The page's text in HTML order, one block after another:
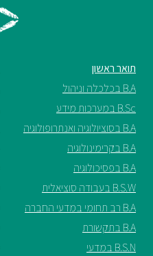
משרתי
מילואים
וכוחות
הביטחון
–
זכויות
והטבות
תואר ראשון
B.A בכלכלה וניהול
B.Sc במערכות מידע
B.A בסוציולוגיה ואנתרופולוגיה
B.A בקרימינולוגיה
B.A בפסיכולוגיה
B.S.W בעבודה סוציאלית
B.A רב תחומי במדעי החברה
B.A בתקשורת
B.S.N במדעי